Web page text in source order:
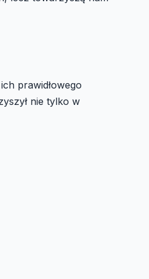
prawidłowego
nie tylko w